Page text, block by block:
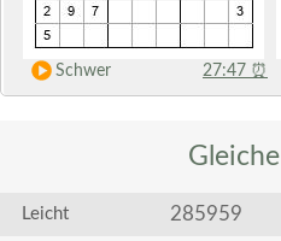
Schwer 27:47 ⏰
Gleiche
Leicht 285959